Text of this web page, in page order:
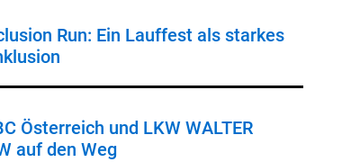
Run: Ein Lauffest als starkes
Österreich und LKW WALTER
auf den Weg